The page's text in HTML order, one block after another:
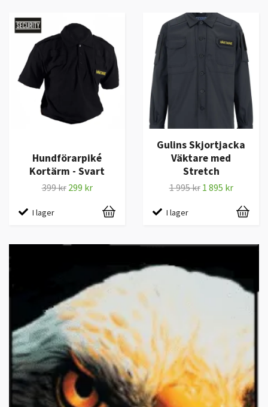
Hundförarpiké
Kortärm - Svart
399 kr 299 kr
I lager
Gulins Skjortjacka
Väktare med
Stretch
1 995 kr 1 895 kr
I lager